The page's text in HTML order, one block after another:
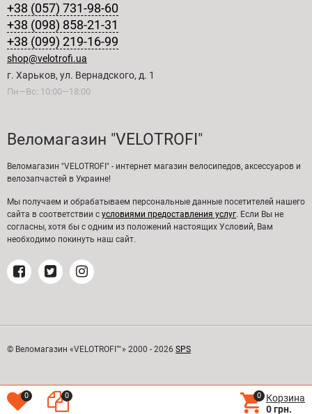
+38 (057) 731-98-60
+38 (098) 858-21-31
+38 (099) 219-16-99
shop@velotrofi.ua
г. Харьков, ул. Вернадского, д. 1
Пн—Вс: 10:00—18:00
Веломагазин "VELOTROFI"
Веломагазин "VELOTROFI" - интернет магазин велосипедов, аксессуаров и
велозапчастей в Украине!
Мы получаем и обрабатываем персональные данные посетителей нашего
сайта в соответствии с условиями предоставления услуг. Если Вы не
согласны, хотя бы с одним из положений настоящих Условий, Вам
необходимо покинуть наш сайт.
© Веломагазин «VELOTROFI™» 2000 - 2026 SPS
0 0 0
Корзина
0 грн.